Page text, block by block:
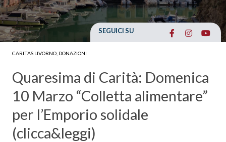
SEGUICI SU
CARITAS LIVORNO DONAZIONI
Quaresima di Carità: Domenica
10 Marzo “Colletta alimentare”
per l’Emporio solidale
(clicca&leggi)